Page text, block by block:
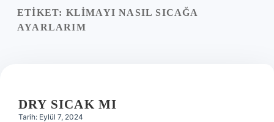
Yasal Uyarı
ETIKET: KLIMAYI NASIL SICAĞA
AYARLARIM
DRY SICAK MI
Tarih: Eylül 7, 2024